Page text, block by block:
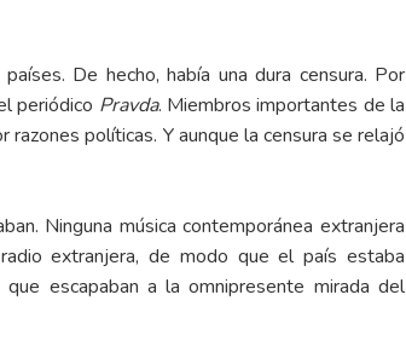
De hecho, había una dura censura. Por
periódico Pravda. Miembros importantes de la
políticas. Y aunque la censura se relajó
Ninguna música contemporánea extranjera
extranjera, de modo que el país estaba
escapaban a la omnipresente mirada del